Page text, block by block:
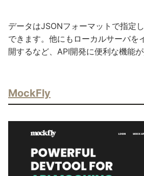
データはJSONフォーマットで指定
できます。他にもローカルサーバを
開するなど、API開発に便利な機能が
MockFly